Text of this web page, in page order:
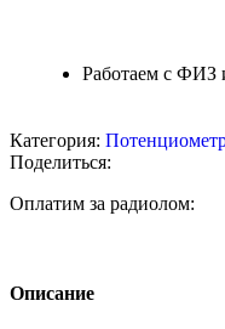
Работаем с
Категория:
Поделиться:
Оплатим за радиолом:
Описание